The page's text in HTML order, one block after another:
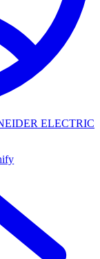
ELECTRIC